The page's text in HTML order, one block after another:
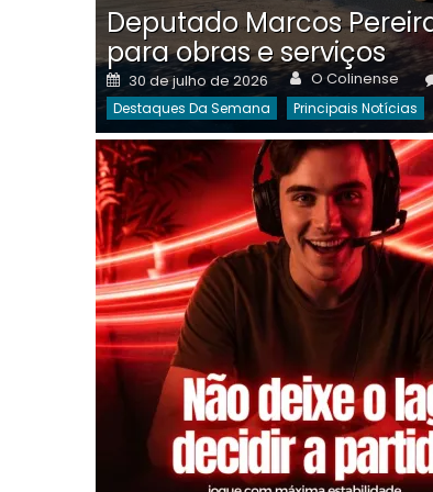
Deputado Marcos
para obras e serviços
Posted
on
30 de julho de 2026 Author
O Colinense
Destaques Da Semana Principais Notícias